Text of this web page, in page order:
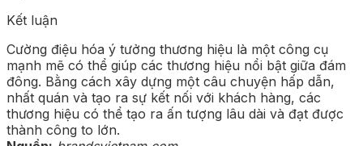
Kết luận
Cường điệu hóa ý tưởng thương hiệu là một công cụ
mạnh mẽ có thể giúp các thương hiệu nổi bật giữa đám
đông. Bằng cách xây dựng một câu chuyện hấp dẫn,
nhất quán và tạo ra sự kết nối với khách hàng, các
thương hiệu có thể tạo ra ấn tượng lâu dài và đạt được
thành công to lớn.